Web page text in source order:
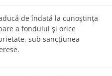
de îndată la cunoştinţa
a fondului şi orice
sub sancţiunea